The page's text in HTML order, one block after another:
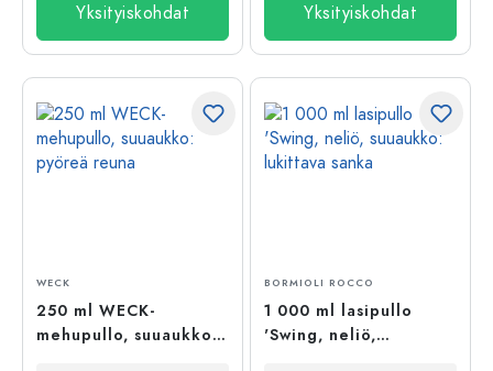
Yksityiskohdat Yksityiskohdat
WECK
250 ml WECK-
mehupullo, suuaukko:
BORMIOLI ROCCO
1 000 ml lasipullo
'Swing, neliö,